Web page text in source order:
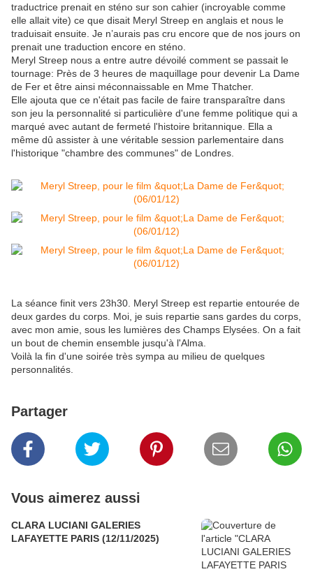
traductrice prenait en sténo sur son cahier (incroyable comme
elle allait vite) ce que disait Meryl Streep en anglais et nous le
traduisait ensuite. Je n’aurais pas cru encore que de nos jours on
prenait une traduction encore en sténo.
Meryl Streep nous a entre autre dévoilé comment se passait le
tournage: Près de 3 heures de maquillage pour devenir La Dame
de Fer et être ainsi méconnaissable en Mme Thatcher.
Elle ajouta que ce n'était pas facile de faire transparaître dans
son jeu la personnalité si particulière d'une femme politique qui a
marqué avec autant de fermeté l'histoire britannique. Ella a
même dû assister à une véritable session parlementaire dans
l'historique "chambre des communes" de Londres.
La séance finit vers 23h30. Meryl Streep est repartie entourée de
deux gardes du corps. Moi, je suis repartie sans gardes du corps,
avec mon amie, sous les lumières des Champs Elysées. On a fait
un bout de chemin ensemble jusqu'à l'Alma.
Voilà la fin d'une soirée très sympa au milieu de quelques
personnalités.
Partager
Vous aimerez aussi
CLARA LUCIANI GALERIES
LAFAYETTE PARIS (12/11/2025)